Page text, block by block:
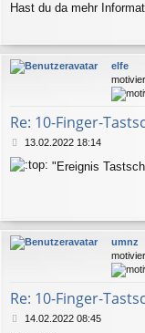
Hast du da mehr
elfe
Re: 10-Finger-
B
e
i
g
13.02.2022 18:14
"Ereignis
umnz
Re: 10-Finger-
B14.02.2022 08:45